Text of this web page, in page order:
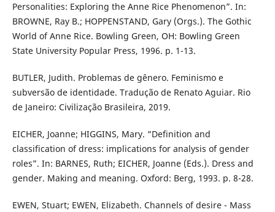
Personalities: Exploring the Anne Rice Phenomenon”. In:
BROWNE, Ray B.; HOPPENSTAND, Gary (Orgs.). The Gothic
World of Anne Rice. Bowling Green, OH: Bowling Green
State University Popular Press, 1996. p. 1-13.
BUTLER, Judith. Problemas de gênero. Feminismo e
subversão de identidade. Tradução de Renato Aguiar. Rio
de Janeiro: Civilização Brasileira, 2019.
EICHER, Joanne; HIGGINS, Mary. “Definition and
classification of dress: implications for analysis of gender
roles”. In: BARNES, Ruth; EICHER, Joanne (Eds.). Dress and
gender. Making and meaning. Oxford: Berg, 1993. p. 8-28.
EWEN, Stuart; EWEN, Elizabeth. Channels of desire - Mass